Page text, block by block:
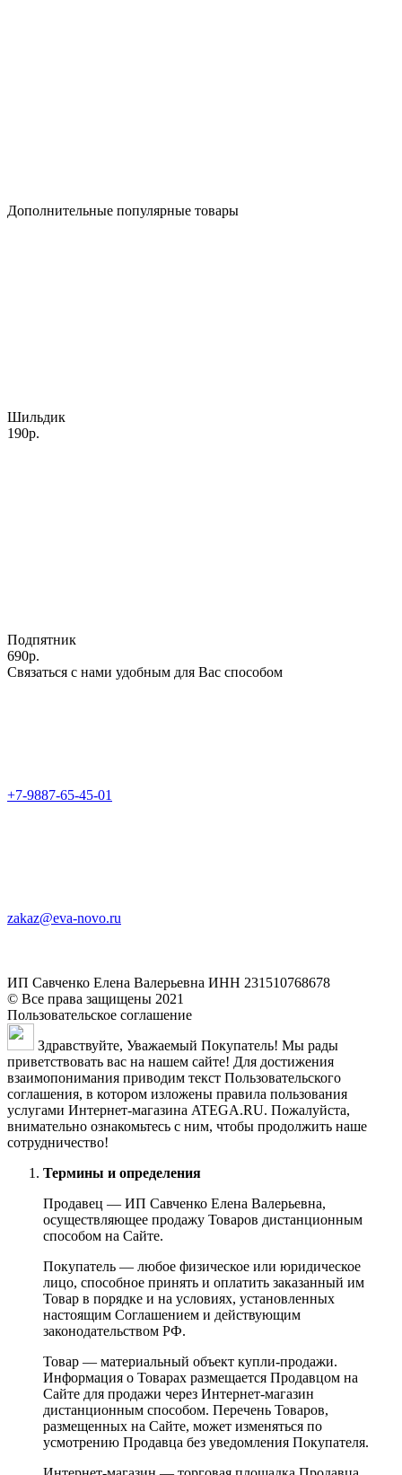
Дополнительные популярные товары
Шильдик
190р.
Подпятник
690р.
Связаться с нами удобным для Вас способом
+7-9887-65-45-01
zakaz@eva-novo.ru
ИП Савченко Елена Валерьевна ИНН 231510768678
© Все права защищены 2021
Пользовательское соглашение
Здравствуйте, Уважаемый Покупатель! Мы рады
приветствовать вас на нашем сайте! Для достижения
взаимопонимания приводим текст Пользовательского
соглашения, в котором изложены правила пользования
услугами Интернет-магазина ATEGA.RU. Пожалуйста,
внимательно ознакомьтесь с ним, чтобы продолжить наше
сотрудничество!
Термины и определения
Продавец — ИП Савченко Елена Валерьевна,
осуществляющее продажу Товаров дистанционным
способом на Сайте.
Покупатель — любое физическое или юридическое
лицо, способное принять и оплатить заказанный им
Товар в порядке и на условиях, установленных
настоящим Соглашением и действующим
законодательством РФ.
Товар — материальный объект купли-продажи.
Информация о Товарах размещается Продавцом на
Сайте для продажи через Интернет-магазин
дистанционным способом. Перечень Товаров,
размещенных на Сайте, может изменяться по
усмотрению Продавца без уведомления Покупателя.